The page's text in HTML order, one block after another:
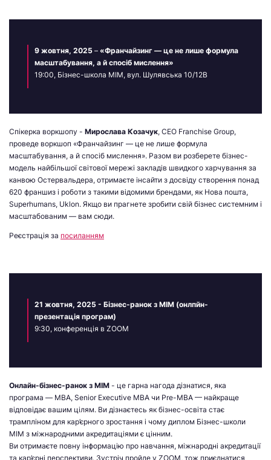
9 жовтня, 2025 – «Франчайзинг — це не лише формула
масштабування, а й спосіб мислення»
19:00, Бізнес-школа МІМ, вул. Шулявська 10/12В
Спікерка воркшопу - Мирослава Козачук, СЕО Franchise Group,
проведе воркшоп «Франчайзинг — це не лише формула
масштабування, а й спосіб мислення». Разом ви розберете бізнес-
модель найбільшої світової мережі закладів швидкого харчування за
канвою Остервальдера, отримаєте інсайти з досвіду створення понад
620 франшиз і роботи з такими відомими брендами, як Нова пошта,
Superhumans, Uklon. Якщо ви прагнете зробити свій бізнес системним і
масштабованим — вам сюди.
Реєстрація за посиланням
21 жовтня, 2025 - Бізнес-ранок з МІМ (онлпйн-
презентація програм)
9:30, конференція в ZOOM
Онлайн-бізнес-ранок з МІМ - це гарна нагода дізнатися, яка
програма — MBA, Senior Executive MBA чи Pre-MBA — найкраще
відповідає вашим цілям. Ви дізнаєтесь як бізнес-освіта стає
трампліном для кар’єрного зростання і чому диплом Бізнес-школи
МІМ з міжнародними акредитаціями є цінним.
Ви отримаєте повну інформацію про навчання, міжнародні акредитації
та кар’єрні перспективи. Зустріч пройде у ZOOM, тож приєднатися